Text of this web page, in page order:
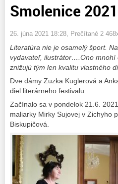
Smolenice 2021
26. júna 2021 18:28 , Prečítané 2
Literatúra nie je osamelý šport.
vydavateľ, ilustrátor….Ono mnohí
znižujú tým len kvalitu vlastného
Dve dámy Zuzka Kuglerová a
diel literárneho festivalu.
Začínalo sa v pondelok 21.6.
maliarky Mirky Sujovej v Zichyho
Biskupičová.